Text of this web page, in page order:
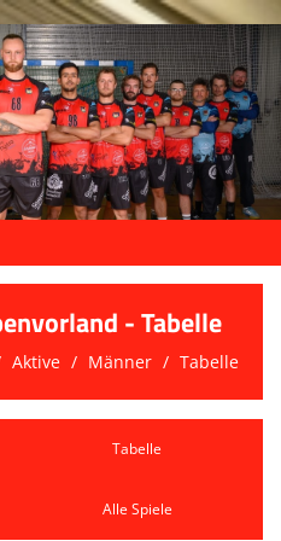
- Tabelle
Aktive Männer Tabelle
Tabelle
Alle Spiele